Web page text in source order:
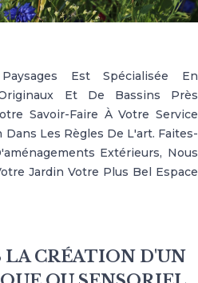
Est Spécialisée En
Et De Bassins Près
Savoir-Faire À Votre Service
Les Règles De L'art. Faites-
Extérieurs, Nous
Jardin Votre Plus Bel Espace
CRÉATION D'UN